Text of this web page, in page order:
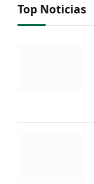
Top Noticias